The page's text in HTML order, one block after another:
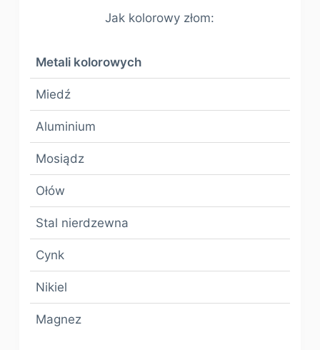
Jak kolorowy złom:
Metali kolorowych
Miedź
Aluminium
Mosiądz
Ołów
Stal nierdzewna
Cynk
Nikiel
Magnez